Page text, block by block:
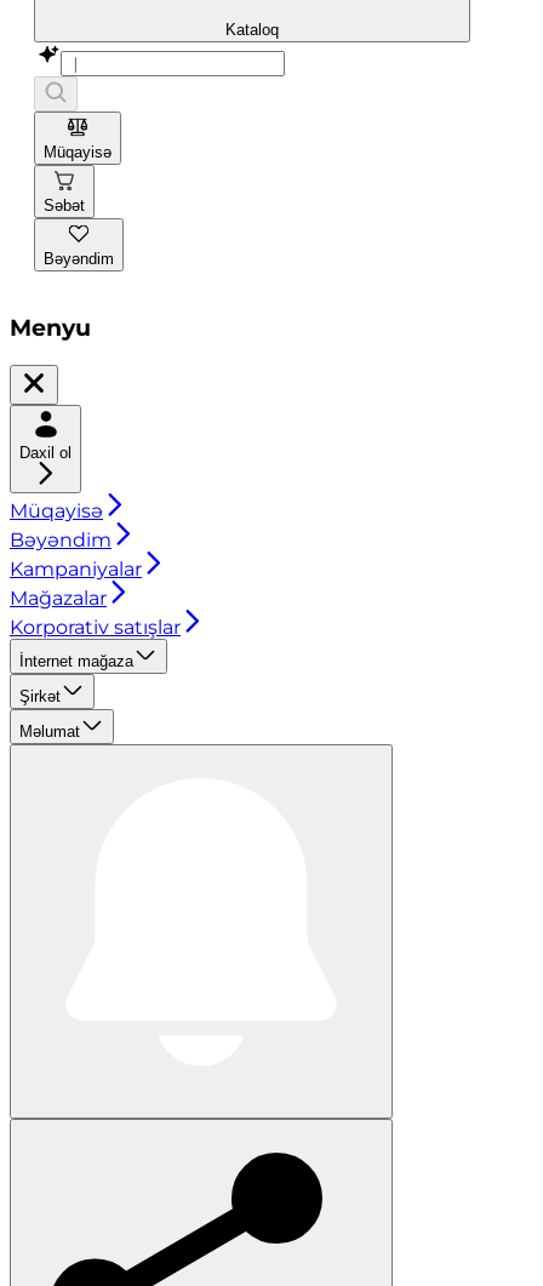
Kataloq
Müqayisə
Səbət
Bəyəndim
Menyu
Daxil ol
Müqayisə
Bəyəndim
Kampaniyalar
Mağazalar
Korporativ satışlar
İnternet mağaza
Şirkət
Məlumat